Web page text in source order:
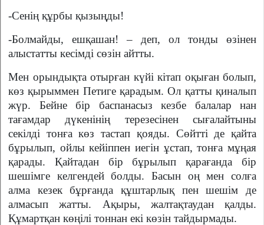
-Сенің құрбы қызыңды!
-Болмайды, ешқашан! – деп, ол тонды өзінен
алыстатты кесімді сөзін айтты.
Мен орындықта отырған күйі кітап оқыған болып,
көз қырыммен Петиге қарадым. Ол қатты қиналып
жүр. Бейне бір баспанасыз кезбе балалар нан
тағамдар дүкенінің терезесінен сығалайтыны
секілді тонға көз тастап қояды. Сөйтті де қайта
бұрылып, ойлы кейіппен иегін ұстап, тонға мұңая
қарады. Қайтадан бір бұрылып қарағанда бір
шешімге келгендей болды. Басын оң мен солға
алма кезек бұрғанда құштарлық пен шешім де
алмасып жатты. Ақыры, жалтақтаудан қалды.
Құмартқан көңілі тоннан екі көзін тайдырмады.